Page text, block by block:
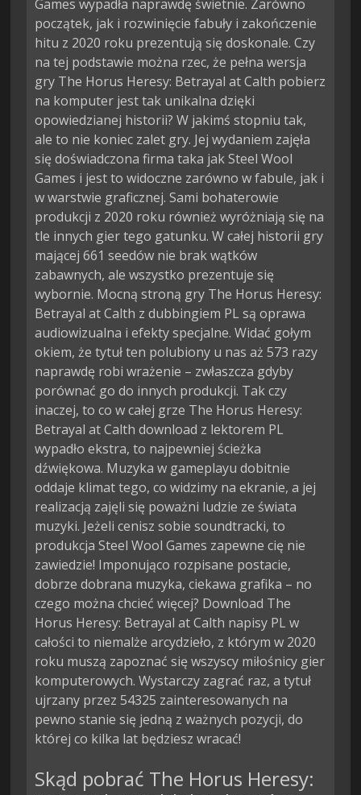
Games wypadła naprawdę świetnie. Zarówno
początek, jak i rozwinięcie fabuły i zakończenie
hitu z 2020 roku prezentują się doskonale. Czy
na tej podstawie można rzec, że pełna wersja
gry The Horus Heresy: Betrayal at Calth pobierz
na komputer jest tak unikalna dzięki
opowiedzianej historii? W jakimś stopniu tak,
ale to nie koniec zalet gry. Jej wydaniem zajęła
się doświadczona firma taka jak Steel Wool
Games i jest to widoczne zarówno w fabule, jak i
w warstwie graficznej. Sami bohaterowie
produkcji z 2020 roku również wyróżniają się na
tle innych gier tego gatunku. W całej historii gry
mającej 661 seedów nie brak wątków
zabawnych, ale wszystko prezentuje się
wybornie. Mocną stroną gry The Horus Heresy:
Betrayal at Calth z dubbingiem PL są oprawa
audiowizualna i efekty specjalne. Widać gołym
okiem, że tytuł ten polubiony u nas aż 573 razy
naprawdę robi wrażenie – zwłaszcza gdyby
porównać go do innych produkcji. Tak czy
inaczej, to co w całej grze The Horus Heresy:
Betrayal at Calth download z lektorem PL
wypadło ekstra, to najpewniej ścieżka
dźwiękowa. Muzyka w gameplayu dobitnie
oddaje klimat tego, co widzimy na ekranie, a jej
realizacją zajęli się poważni ludzie ze świata
muzyki. Jeżeli cenisz sobie soundtracki, to
produkcja Steel Wool Games zapewne cię nie
zawiedzie! Imponująco rozpisane postacie,
dobrze dobrana muzyka, ciekawa grafika – no
czego można chcieć więcej? Download The
Horus Heresy: Betrayal at Calth napisy PL w
całości to niemalże arcydzieło, z którym w 2020
roku muszą zapoznać się wszyscy miłośnicy gier
komputerowych. Wystarczy zagrać raz, a tytuł
ujrzany przez 54325 zainteresowanych na
pewno stanie się jedną z ważnych pozycji, do
której co kilka lat będziesz wracać!
Skąd pobrać The Horus Heresy: